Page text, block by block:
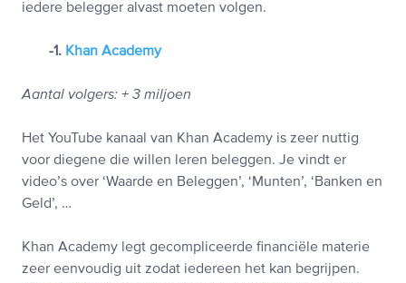
iedere belegger alvast moeten volgen.
-1. Khan Academy
Aantal volgers: + 3 miljoen
Het YouTube kanaal van Khan Academy is zeer nuttig
voor diegene die willen leren beleggen. Je vindt er
video’s over ‘Waarde en Beleggen’, ‘Munten’, ‘Banken en
Geld’, …
Khan Academy legt gecompliceerde financiële materie
zeer eenvoudig uit zodat iedereen het kan begrijpen.